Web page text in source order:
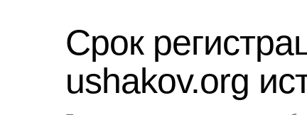
Срок
ushakov.org